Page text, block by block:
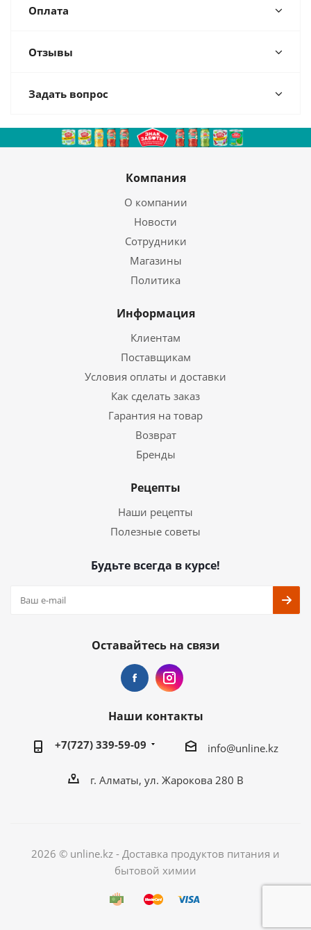
Оплата
Отзывы
Задать вопрос
Компания
О компании
Новости
Сотрудники
Магазины
Политика
Информация
Клиентам
Поставщикам
Условия оплаты и доставки
Как сделать заказ
Гарантия на товар
Возврат
Бренды
Рецепты
Наши рецепты
Полезные советы
Будьте всегда в курсе!
Оставайтесь на связи
Наши контакты
+7(727) 339-59-09 info@unline.kz
г. Алматы, ул. Жарокова 280 В
2026 © unline.kz - Доставка продуктов питания и
бытовой химии